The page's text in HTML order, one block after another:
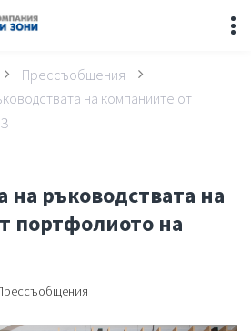
Прессъобщения
на компаниите от
на ръководствата на
портфолиото на